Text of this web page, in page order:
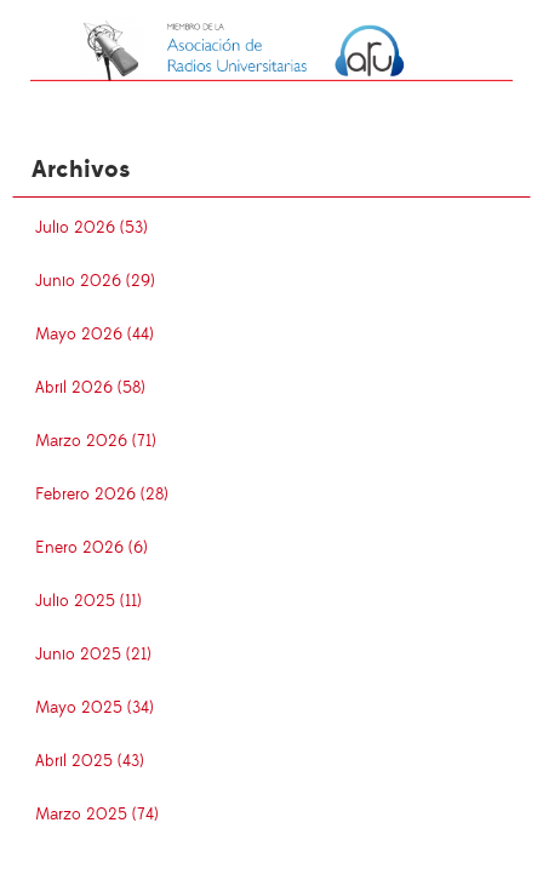
Archivos
Julio 2026 (53)
Junio 2026 (29)
Mayo 2026 (44)
Abril 2026 (58)
Marzo 2026 (71)
Febrero 2026 (28)
Enero 2026 (6)
Julio 2025 (11)
Junio 2025 (21)
Mayo 2025 (34)
Abril 2025 (43)
Marzo 2025 (74)